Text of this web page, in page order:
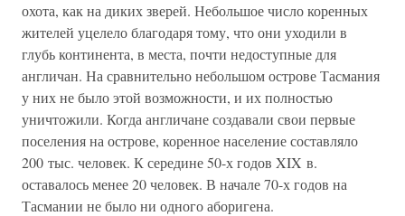
охота, как на диких зверей. Небольшое число коренных
жителей уцелело благодаря тому, что они уходили в
глубь континента, в места, почти недоступные для
англичан. На сравнительно небольшом острове Тасмания
у них не было этой возможности, и их полностью
уничтожили. Когда англичане создавали свои первые
поселения на острове, коренное население составляло
200 тыс. человек. К середине 50-х годов XIX в.
оставалось менее 20 человек. В начале 70-х годов на
Тасмании не было ни одного аборигена.